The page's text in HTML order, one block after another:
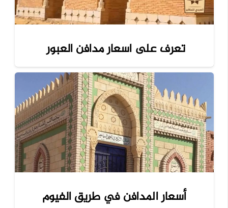
تعرف على اسعار مدافن العبور
أسعار المدافن في طريق الفيوم